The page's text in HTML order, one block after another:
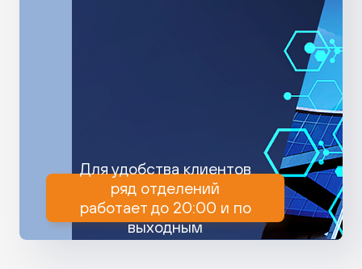
Для удобства клиентов
ряд отделений
работает до 20:00 и по
выходным